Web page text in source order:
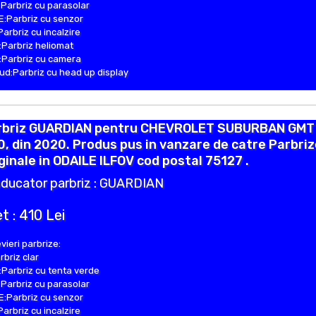
cu parasolar
cu senzor
cu incalzire
heliomat
cu camera
cu head up display
GUARDIAN pentru CHEVROLET SUBURBAN GMT
din 2020. Produs pus in vanzare de catre
in ODAILE ILFOV cod postal 75127 .
parbriz : GUARDIAN
: 410 Lei
parbrize:
clar
cu tenta verde
cu parasolar
cu senzor
cu incalzire